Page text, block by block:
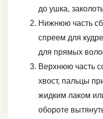
до ушка,
Нижнюю часть
спреем для
для прямых
Верхнюю часть
хвост, пальцы
жидким лаком
обороте